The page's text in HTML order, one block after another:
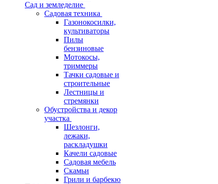
Сад и земледелие
Садовая техника
Газонокосилки,
культиваторы
Пилы
бензиновые
Мотокосы,
триммеры
Тачки садовые и
строительные
Лестницы и
стремянки
Обустройства и декор
участка
Шезлонги,
лежаки,
раскладушки
Качели садовые
Садовая мебель
Скамьи
Грили и барбекю